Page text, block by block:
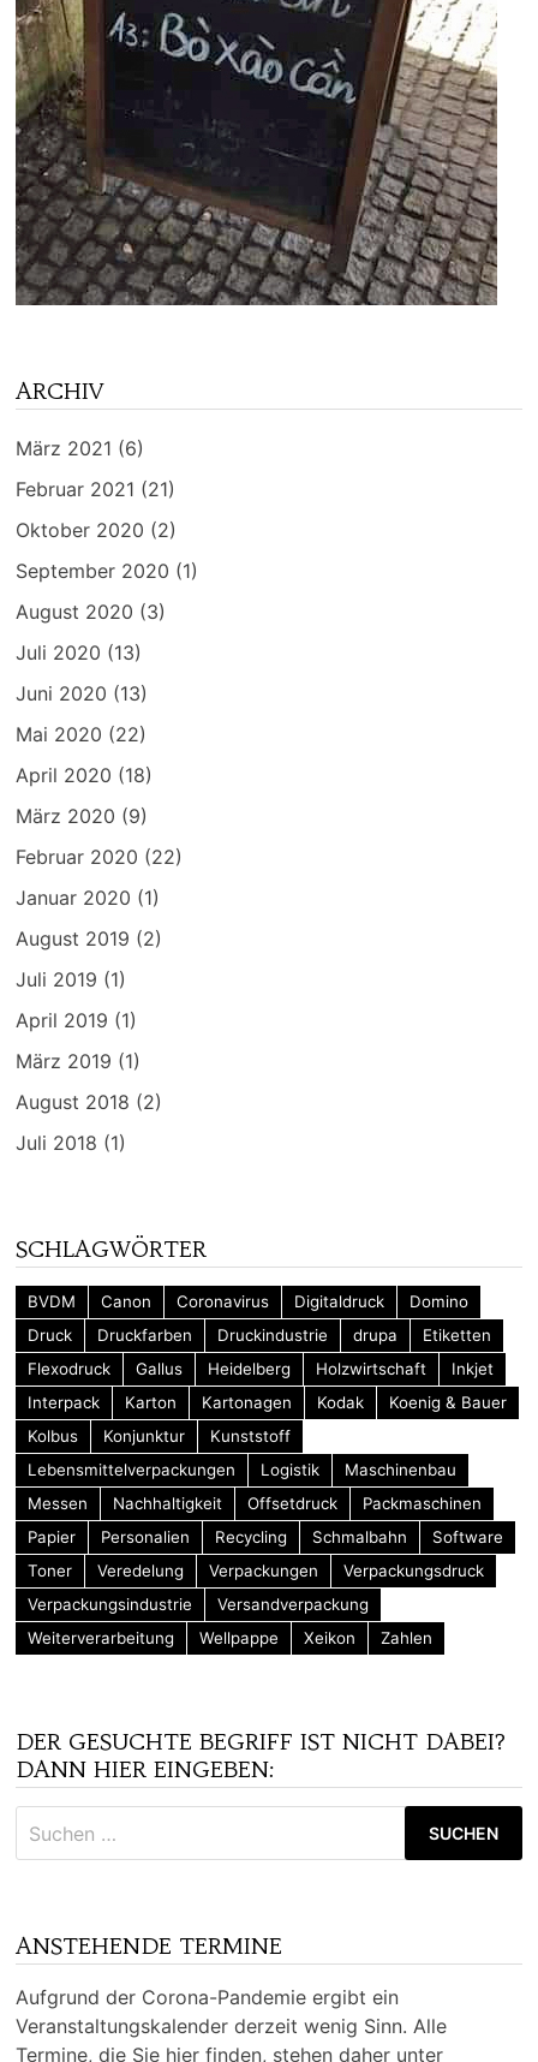
ARCHIV
März 2021 (6)
Februar 2021 (21)
Oktober 2020 (2)
September 2020 (1)
August 2020 (3)
Juli 2020 (13)
Juni 2020 (13)
Mai 2020 (22)
April 2020 (18)
März 2020 (9)
Februar 2020 (22)
Januar 2020 (1)
August 2019 (2)
Juli 2019 (1)
April 2019 (1)
März 2019 (1)
August 2018 (2)
Juli 2018 (1)
SCHLAGWÖRTER
BVDM Canon Coronavirus Digitaldruck
Domino
Druck
Druckfarben Druckindustrie drupa
Etiketten
Flexodruck
Gallus Heidelberg Holzwirtschaft
Inkjet
Interpack
Karton Kartonagen Kodak
Koenig & Bauer
Kolbus
Konjunktur
Kunststoff
Lebensmittelverpackungen
Logistik
Maschinenbau
Messen
Nachhaltigkeit Offsetdruck
Packmaschinen
Papier
Personalien Recycling Schmalbahn
Software
Toner
Veredelung Verpackungen
Verpackungsdruck
Verpackungsindustrie
Versandverpackung
Weiterverarbeitung
Wellpappe Xeikon Zahlen
DER GESUCHTE BEGRIFF IST NICHT DABEI?
DANN HIER EINGEBEN:
nach:
ANSTEHENDE TERMINE
Aufgrund der Corona-Pandemie ergibt ein
Veranstaltungskalender derzeit wenig Sinn. Alle
Termine, die Sie hier finden, stehen daher unter